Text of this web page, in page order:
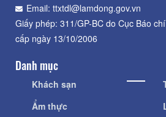
Email: ttxtdl@lamdong.gov.vn
Giấy phép: 311/GP-BC do Cục Báo
cấp ngày 13/10/2006
Danh mục
Khách sạn
Ẩm thực